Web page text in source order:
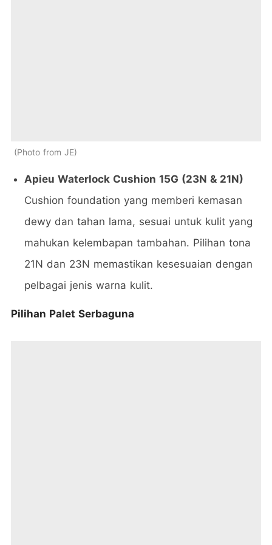
Photo from JE
Apieu Waterlock Cushion 15G (23N & 21N)
Cushion foundation yang memberi kemasan
dewy dan tahan lama, sesuai untuk kulit yang
mahukan kelembapan tambahan. Pilihan tona
21N dan 23N memastikan kesesuaian dengan
pelbagai jenis warna kulit.
Pilihan Palet Serbaguna